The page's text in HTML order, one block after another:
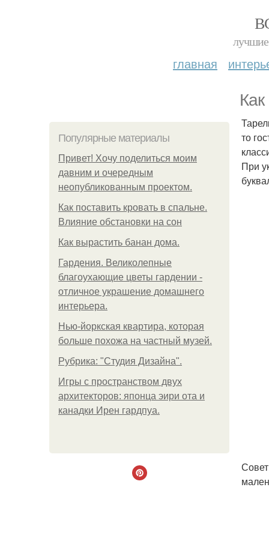
лучшие
главная
Популярные материалы
Привет! Хочу поделиться моим
давним и очередным
неопубликованным проектом.
Как поставить кровать в спальне.
Влияние обстановки на сон
Как вырастить банан дома.
Гардения. Великолепные
благоухающие цветы гардении -
отличное украшение домашнего
интерьера.
Нью-йоркская квартира, которая
больше похожа на частный музей.
Рубрика: "Студия Дизайна".
Игры с пространством двух
архитекторов: японца эири ота и
канадки Ирен гардпуа.
то
При